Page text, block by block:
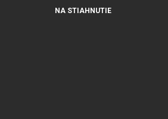
NA STIAHNUTIE